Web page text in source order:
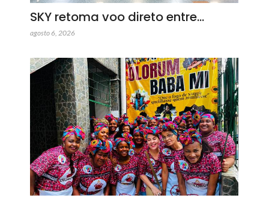
SKY retoma voo direto entre…
agosto 6, 2026